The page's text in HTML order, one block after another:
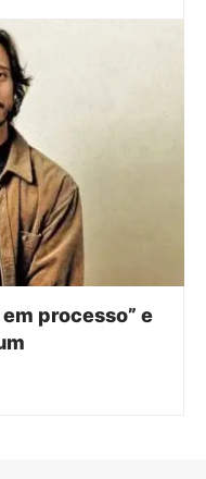
processo” e